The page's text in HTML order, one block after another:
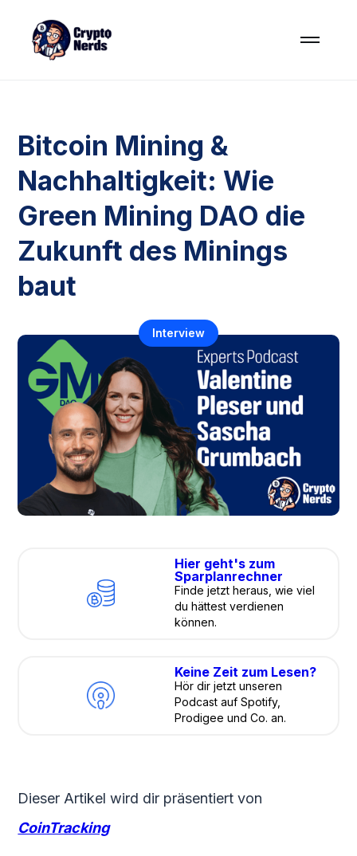
Bitcoin Mining &
Nachhaltigkeit: Wie
Green Mining DAO die
Zukunft des Minings
baut
Interview
Hier geht's zum
Sparplanrechner
Finde jetzt heraus, wie viel
du hättest verdienen
können.
Keine Zeit zum Lesen?
Hör dir jetzt unseren
Podcast auf Spotify,
Prodigee und Co. an.
Dieser Artikel wird dir präsentiert von
CoinTracking